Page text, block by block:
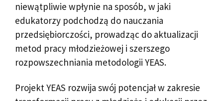
niewątpliwie wpłynie na sposób, w jaki
edukatorzy podchodzą do nauczania
przedsiębiorczości, prowadząc do aktualizacji
metod pracy młodzieżowej i szerszego
rozpowszechniania metodologii YEAS.
Projekt YEAS rozwija swój potencjał w zakresie